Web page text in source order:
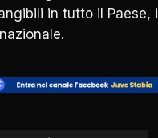
in tutto il Paese,